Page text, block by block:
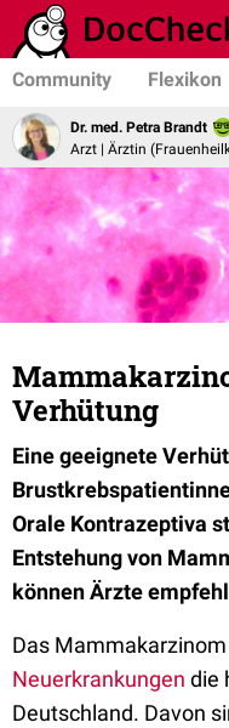
Community Flexikon
Dr. med. Petra Brandt
Arzt | Ärztin
Verhütung
Eine geeignete
Orale Kontrazeptiva
Entstehung von
können Ärzte
Das
Neuerkrankungen die
Deutschland. Davon